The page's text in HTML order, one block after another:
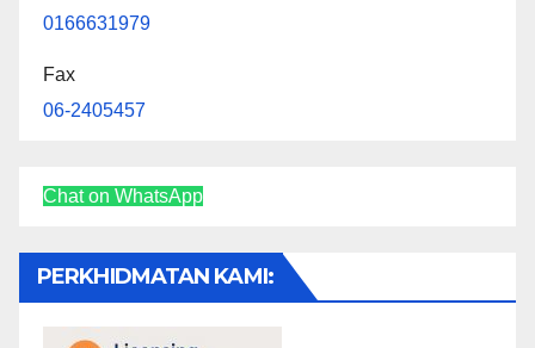
0166631979
Fax
06-2405457
Chat on WhatsApp
PERKHIDMATAN KAMI: